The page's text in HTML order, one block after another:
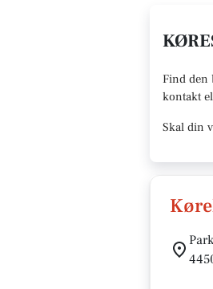
Find den
kontakt
Skal din